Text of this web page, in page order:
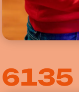
6135